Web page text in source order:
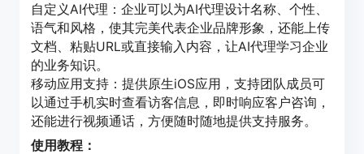
自定义AI代理：企业可以为AI代理设计名称、个性、
语气和风格，使其完美代表企业品牌形象，还能上传
文档、粘贴URL或直接输入内容，让AI代理学习企业
的业务知识。
移动应用支持：提供原生iOS应用，支持团队成员可
以通过手机实时查看访客信息，即时响应客户咨询，
还能进行视频通话，方便随时随地提供支持服务。
使用教程：